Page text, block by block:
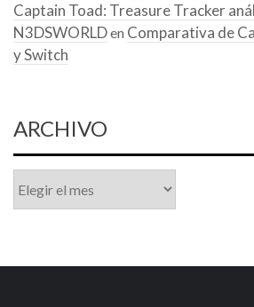
Captain Toad: Treasure Tracker
N3DSWORLDen Comparativa de
y Switch
ARCHIVO